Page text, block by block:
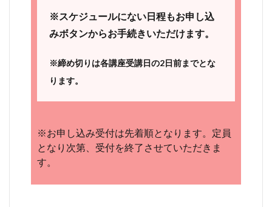
※スケジュールにない日程もお申し込
みボタンからお手続きいただけます。
※締め切りは各講座受講日の2日前までとな
ります。
※お申し込み受付は先着順となります。定員
となり次第、受付を終了させていただきま
す。